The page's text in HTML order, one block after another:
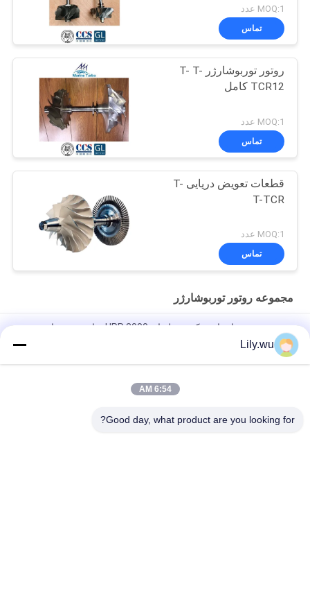
MOQ:1 عدد
تماس
روتور توربوشارژر T- T-
TCR12 کامل
MOQ:1 عدد
تماس
قطعات تعویض دریایی T-
T-TCR
MOQ:1 عدد
تماس
مجموعه روتور توربوشارژر
مجموعه روتور استاتور تک مرحله ای HPR 3000 برای توربوشارژر
دریایی KBB
مجموعه روتور توربوشارژر دریایی T-CR24/S کامل برای قطعات
Lily.wu
6:54 AM
Good day, what product are you looking for?